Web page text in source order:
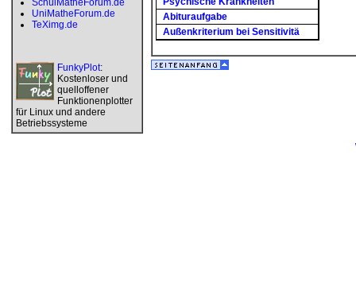
SchulMatheForum.de
UniMatheForum.de
TeXimg.de
FunkyPlot:
Kostenloser und
quelloffener
Funktionenplotter
für Linux und andere
Betriebssysteme
Abituraufgabe
Außenkriterium bei Sensitivitä